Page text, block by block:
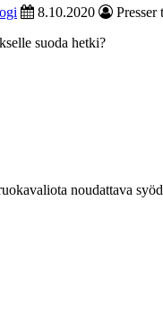
8.10.2020
Presser
suoda hetki?
noudattava